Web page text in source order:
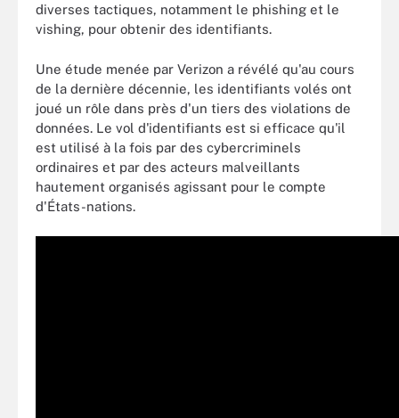
diverses tactiques, notamment le phishing et le
vishing, pour obtenir des identifiants.
Une étude menée par Verizon a révélé qu'au cours
de la dernière décennie, les identifiants volés ont
joué un rôle dans près d'un tiers des violations de
données. Le vol d'identifiants est si efficace qu'il
est utilisé à la fois par des cybercriminels
ordinaires et par des acteurs malveillants
hautement organisés agissant pour le compte
d'États-nations.